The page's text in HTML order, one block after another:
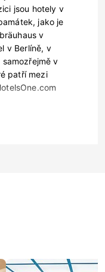
jsou hotely v
jako je
v
v Berlíně, v
v
patří mezi